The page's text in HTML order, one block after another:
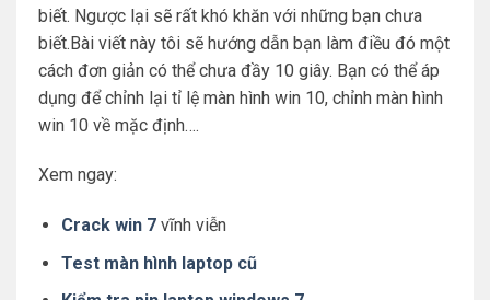
biết. Ngược lại sẽ rất khó khăn với những bạn chưa
biết.Bài viết này tôi sẽ hướng dẫn bạn làm điều đó một
cách đơn giản có thể chưa đầy 10 giây. Bạn có thể áp
dụng để chỉnh lại tỉ lệ màn hình win 10, chỉnh màn hình
win 10 về mặc định….
Xem ngay:
Crack win 7vĩnh viễn
Test màn hình laptop cũ